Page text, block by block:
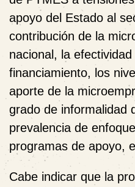
apoyo del Estado al
contribución de la
nacional, la
financiamiento, los
aporte de la
grado de informalidad
prevalencia de
programas de apoyo,
Cabe indicar que la